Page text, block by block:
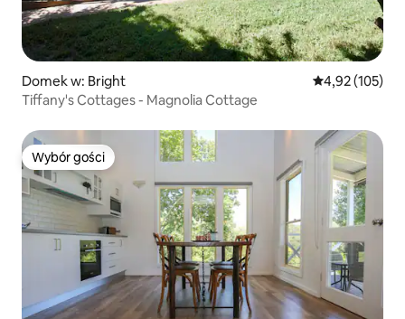
Domek w: Bright Średnia
4,92 (105)
Tiffany's Cottages - Magnolia Cottage
Wybór gości
Wybór gości